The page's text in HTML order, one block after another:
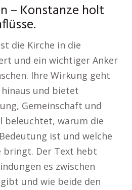
– Konstanze holt
die Kirche in die
und ein wichtiger Anker
Ihre Wirkung geht
und bietet
Gemeinschaft und
beleuchtet, warum die
ist und welche
bringt. Der Text hebt
es zwischen
und wie beide den